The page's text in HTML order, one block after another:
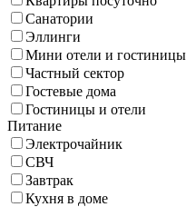
Санатории
Эллинги
Мини отели и гостиницы
Частный сектор
Гостевые дома
Гостиницы и отели
Питание
Электрочайник
СВЧ
Завтрак
Кухня в доме